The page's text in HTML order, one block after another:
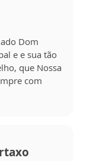
Dom
e e sua tão
que Nossa
com